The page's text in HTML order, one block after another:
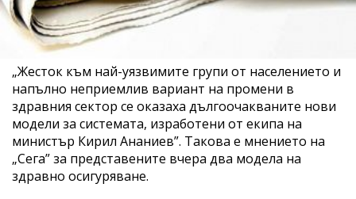
„Жесток към най-уязвимите групи от населението и
напълно неприемлив вариант на промени в
здравния сектор се оказаха дългоочакваните нови
модели за системата, изработени от екипа на
министър Кирил Ананиев”. Такова е мнението на
„Сега” за представените вчера два модела на
здравно осигуряване.